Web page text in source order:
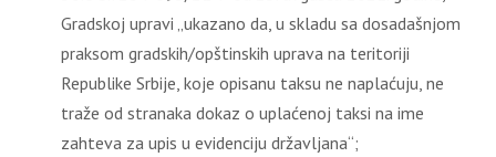
Gradskoj upravi „ukazano da, u skladu sa dosadašnjom
praksom gradskih/opštinskih uprava na teritoriji
Republike Srbije, koje opisanu taksu ne naplaćuju, ne
traže od stranaka dokaz o uplaćenoj taksi na ime
zahteva za upis u evidenciju državljana“;